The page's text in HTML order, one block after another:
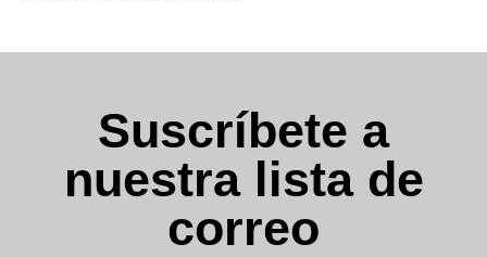
Suscríbete a
nuestra lista de
correo